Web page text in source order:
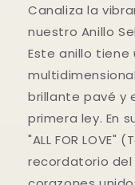
Canaliza la
nuestro Anillo
Este anillo tiene
brillante pavé y
primera ley. En
"ALL FOR
recordatorio